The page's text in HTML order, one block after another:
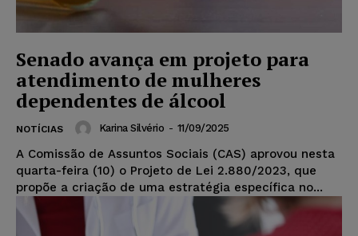
Senado avança em projeto para
atendimento de mulheres
dependentes de álcool
NOTÍCIAS Karina Silvério - 11/09/2025
A Comissão de Assuntos Sociais (CAS) aprovou nesta
quarta-feira (10) o Projeto de Lei 2.880/2023, que
propõe a criação de uma estratégia específica no...